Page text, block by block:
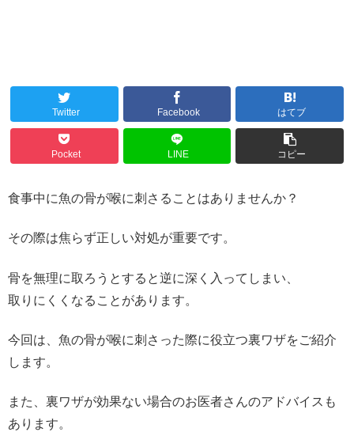
Twitter Facebook はてブ
Pocket LINE コピー
食事中に魚の骨が喉に刺さることはありませんか？
その際は焦らず正しい対処が重要です。
骨を無理に取ろうとすると逆に深く入ってしまい、
取りにくくなることがあります。
今回は、魚の骨が喉に刺さった際に役立つ裏ワザをご紹介
します。
また、裏ワザが効果ない場合のお医者さんのアドバイスも
あります。